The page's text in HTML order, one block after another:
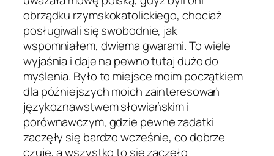
obrządku rzymskokatolickiego, chociaż
posługiwali się swobodnie, jak
wspomniałem, dwiema gwarami. To wiele
wyjaśnia i daje na pewno tutaj dużo do
myślenia. Było to miejsce moim początkiem
dla późniejszych moich zainteresowań
językoznawstwem słowiańskim i
porównawczym, gdzie pewne zadatki
zaczęły się bardzo wcześnie, co dobrze
czuję, a wszystko to się zaczęło